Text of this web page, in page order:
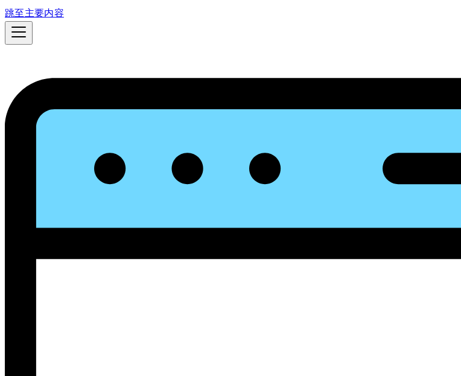
跳至主要内容